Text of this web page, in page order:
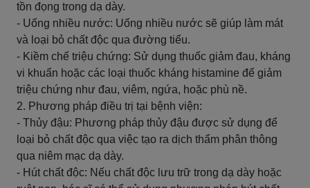
tồn đọng trong dạ dày.
- Uống nhiều nước: Uống nhiều nước sẽ giúp làm mát
và loại bỏ chất độc qua đường tiểu.
- Kiềm chế triệu chứng: Sử dụng thuốc giảm đau, kháng
vi khuẩn hoặc các loại thuốc kháng histamine để giảm
triệu chứng như đau, viêm, ngứa, hoặc phù nề.
2. Phương pháp điều trị tại bệnh viện:
- Thủy đậu: Phương pháp thủy đậu được sử dụng để
loại bỏ chất độc qua việc tạo ra dịch thẩm phân thông
qua niêm mạc dạ dày.
- Hút chất độc: Nếu chất độc lưu trữ trong dạ dày hoặc